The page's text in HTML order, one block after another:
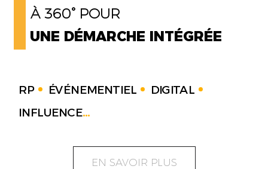
À 360° POUR
UNE DÉMARCHE INTÉGRÉE
RP ÉVÉNEMENTIEL
DIGITAL
INFLUENCE...
EN SAVOIR PLUS